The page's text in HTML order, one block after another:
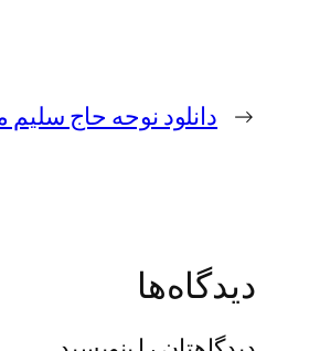
← دانلود نوحه حاج
دیدگاه‌ها